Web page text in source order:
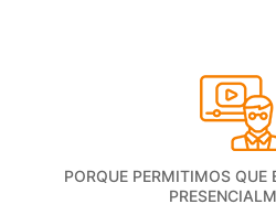
PORQUE PERMITIMOS QUE